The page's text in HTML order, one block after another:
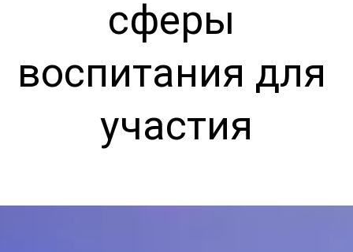
сферы
воспитания для
участия